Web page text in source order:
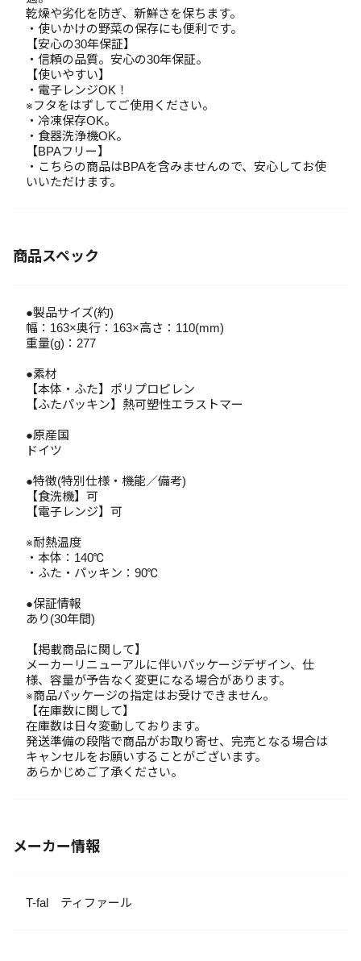
乾燥や劣化を防ぎ、新鮮さを保ちます。
・使いかけの野菜の保存にも便利です。
【安心の30年保証】
・信頼の品質。安心の30年保証。
【使いやすい】
・電子レンジOK！
※フタをはずしてご使用ください。
・冷凍保存OK。
・食器洗浄機OK。
【BPAフリー】
・こちらの商品はBPAを含みませんので、安心してお使
いいただけます。
商品スペック
●製品サイズ(約)
幅：163×奥行：163×高さ：110(mm)
重量(g)：277
●素材
【本体・ふた】ポリプロピレン
【ふたパッキン】熱可塑性エラストマー
●原産国
ドイツ
●特徴(特別仕様・機能／備考)
【食洗機】可
【電子レンジ】可
※耐熱温度
・本体：140℃
・ふた・パッキン：90℃
●保証情報
あり(30年間)
【掲載商品に関して】
メーカーリニューアルに伴いパッケージデザイン、仕
様、容量が予告なく変更になる場合があります。
※商品パッケージの指定はお受けできません。
【在庫数に関して】
在庫数は日々変動しております。
発送準備の段階で商品がお取り寄せ、完売となる場合は
キャンセルをお願いすることがございます。
あらかじめご了承ください。
メーカー情報
T-fal ティファール